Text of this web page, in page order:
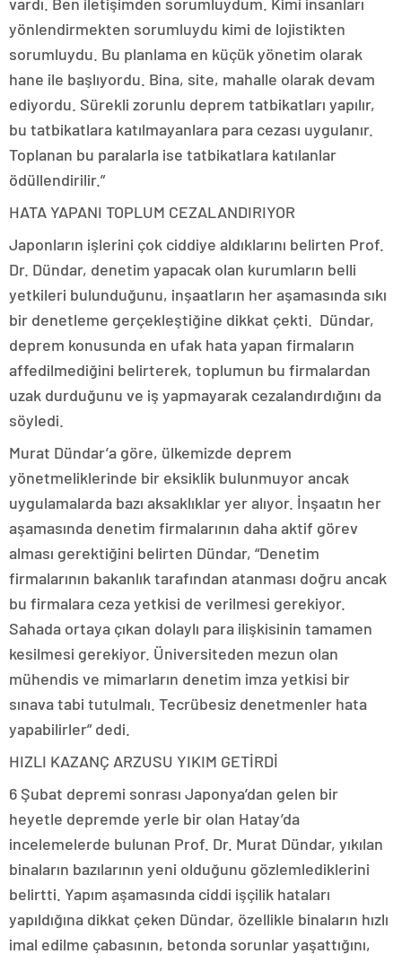
yönlendirmekten sorumluydu kimi de lojistikten
sorumluydu. Bu planlama en küçük yönetim olarak
hane ile başlıyordu. Bina, site, mahalle olarak devam
ediyordu. Sürekli zorunlu deprem tatbikatları yapılır,
bu tatbikatlara katılmayanlara para cezası uygulanır.
Toplanan bu paralarla ise tatbikatlara katılanlar
ödüllendirilir.”
HATA YAPANI TOPLUM CEZALANDIRIYOR
Japonların işlerini çok ciddiye aldıklarını belirten Prof.
Dr. Dündar, denetim yapacak olan kurumların belli
yetkileri bulunduğunu, inşaatların her aşamasında sıkı
bir denetleme gerçekleştiğine dikkat çekti. Dündar,
deprem konusunda en ufak hata yapan firmaların
affedilmediğini belirterek, toplumun bu firmalardan
uzak durduğunu ve iş yapmayarak cezalandırdığını da
söyledi.
Murat Dündar’a göre, ülkemizde deprem
yönetmeliklerinde bir eksiklik bulunmuyor ancak
uygulamalarda bazı aksaklıklar yer alıyor. İnşaatın her
aşamasında denetim firmalarının daha aktif görev
alması gerektiğini belirten Dündar, “Denetim
firmalarının bakanlık tarafından atanması doğru ancak
bu firmalara ceza yetkisi de verilmesi gerekiyor.
Sahada ortaya çıkan dolaylı para ilişkisinin tamamen
kesilmesi gerekiyor. Üniversiteden mezun olan
mühendis ve mimarların denetim imza yetkisi bir
sınava tabi tutulmalı. Tecrübesiz denetmenler hata
yapabilirler” dedi.
HIZLI KAZANÇ ARZUSU YIKIM GETİRDİ
6 Şubat depremi sonrası Japonya’dan gelen bir
heyetle depremde yerle bir olan Hatay’da
incelemelerde bulunan Prof. Dr. Murat Dündar, yıkılan
binaların bazılarının yeni olduğunu gözlemlediklerini
belirtti. Yapım aşamasında ciddi işçilik hataları
yapıldığına dikkat çeken Dündar, özellikle binaların hızlı
imal edilme çabasının, betonda sorunlar yaşattığını,